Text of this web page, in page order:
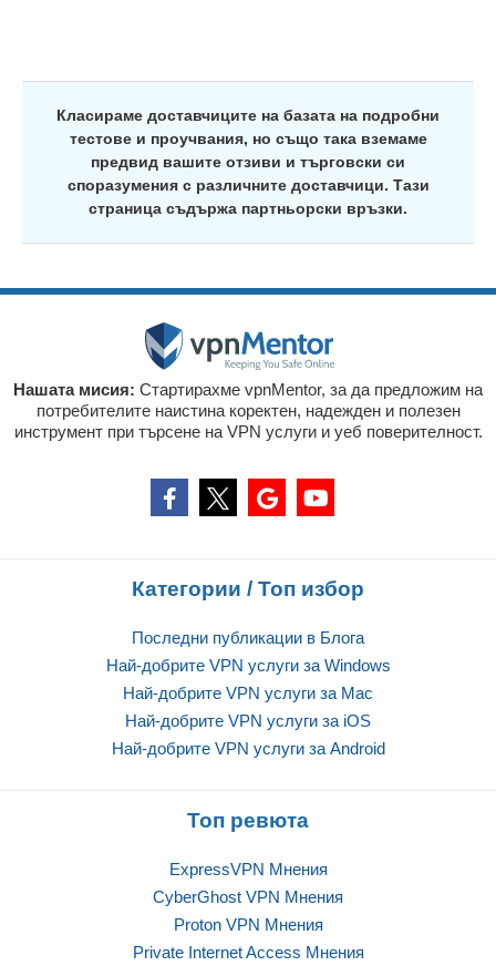
Класираме доставчиците на базата на подробни
тестове и проучвания, но също така вземаме
предвид вашите отзиви и търговски си
споразумения с различните доставчици. Тази
страница съдържа партньорски връзки.
Нашата мисия: Стартирахме vpnMentor, за да предложим на
потребителите наистина коректен, надежден и полезен
инструмент при търсене на VPN услуги и уеб поверителност.
Категории / Топ избор
Последни публикации в Блога
Най-добрите VPN услуги за Windows
Най-добрите VPN услуги за Mac
Най-добрите VPN услуги за iOS
Най-добрите VPN услуги за Android
Топ ревюта
ExpressVPN Mнения
CyberGhost VPN Mнения
Proton VPN Mнения
Private Internet Access Mнения